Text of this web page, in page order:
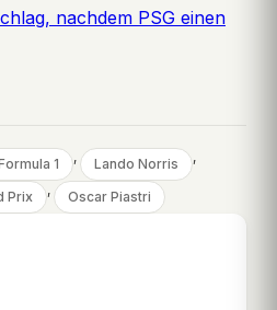
nachdem PSG einen
1 , Lando Norris ,
Prix , Oscar Piastri